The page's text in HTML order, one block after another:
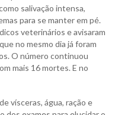
salivação intensa,
para se manter em pé.
veterinários e avisaram
no mesmo dia já foram
O número continuou
mais 16 mortes. E no
vísceras, água, ração e